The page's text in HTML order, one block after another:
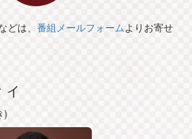
は、 番組メールフォームよりお寄せ
)